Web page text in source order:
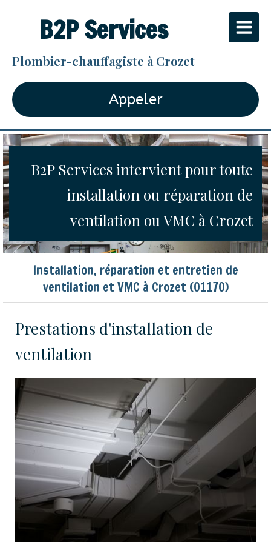
B2P Services
Plombier-chauffagiste à Crozet
Appeler
B2P Services intervient pour toute
installation ou réparation de
ventilation ou VMC à Crozet
Installation, réparation et entretien de
ventilation et VMC à Crozet (01170)
Prestations d'installation de
ventilation